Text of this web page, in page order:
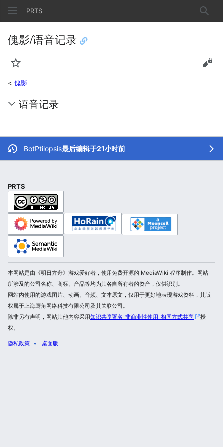
PRTS 搜索
傀影/语音记录
监视
查看
< 傀影
语音记录
BotPtilopsis最后编辑于21小时前
PRTS
本网站是由《明日方舟》游戏爱好者，使用免费开源的 MediaWiki 程序制作。网站
所涉及的公司名称、商标、产品等均为其各自所有者的资产，仅供识别。
网站内使用的游戏图片、动画、音频、文本原文，仅用于更好地表现游戏资料，其版
权属于上海鹰角网络科技有限公司及其关联公司。
除非另有声明，网站其他内容采用知识共享署名-非商业性使用-相同方式共享
授
权。
隐私政策 桌面版